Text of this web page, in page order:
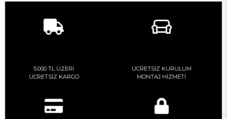
5.000 TL ÜZERİ
ÜCRETSİZ KARGO
ÜCRETSİZ KURULUM
MONTAJ HİZMETİ